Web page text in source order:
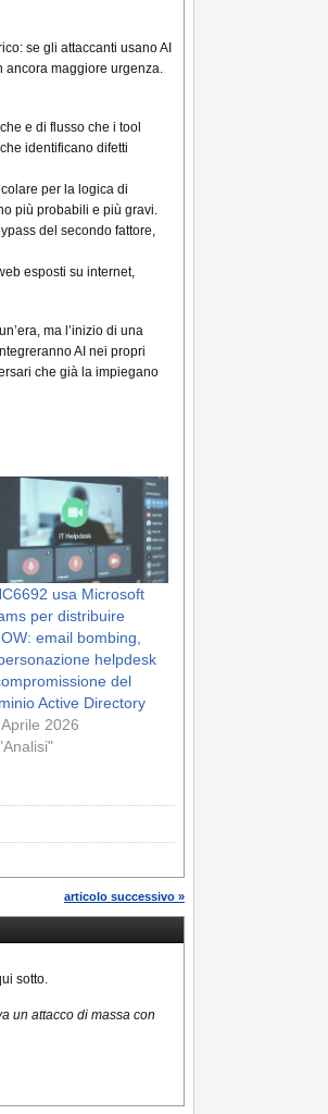
se gli attaccanti usano AI
maggiore urgenza.
e di flusso che i tool
identificano difetti
per la logica di
più probabili e più gravi.
del secondo fattore,
esposti su internet,
ma l’inizio di una
AI nei propri
che già la impiegano
usa Microsoft
per distribuire
email bombing,
helpdesk
del
Active Directory
2026
articolo successivo »
sotto.
un attacco di massa con